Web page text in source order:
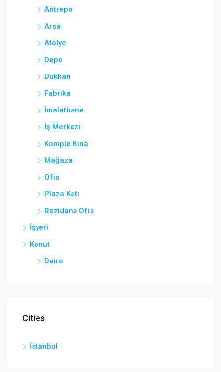
Antrepo
Arsa
Atölye
Depo
Dükkan
Fabrika
İmalathane
İş Merkezi
Komple Bina
Mağaza
Ofis
Plaza Katı
Rezidans Ofis
İşyeri
Konut
Daire
Cities
İstanbul